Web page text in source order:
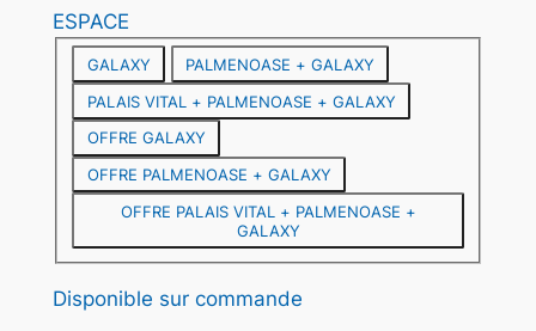
2
5
5
0
€
ESPACE
GALAXY
PALMENOASE + GALAXY
PALAIS VITAL + PALMENOASE + GALAXY
OFFRE GALAXY
OFFRE PALMENOASE + GALAXY
OFFRE PALAIS VITAL + PALMENOASE +
GALAXY
Disponible sur commande